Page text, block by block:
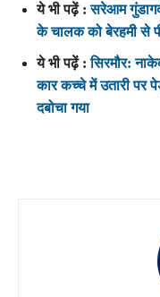
ये भी पढ़ें :सरेआम
के चालक को बेरहमी से
ये भी पढ़ें :सिरमौर:
कार कच्चे में उतारी पर
दबोचा गया